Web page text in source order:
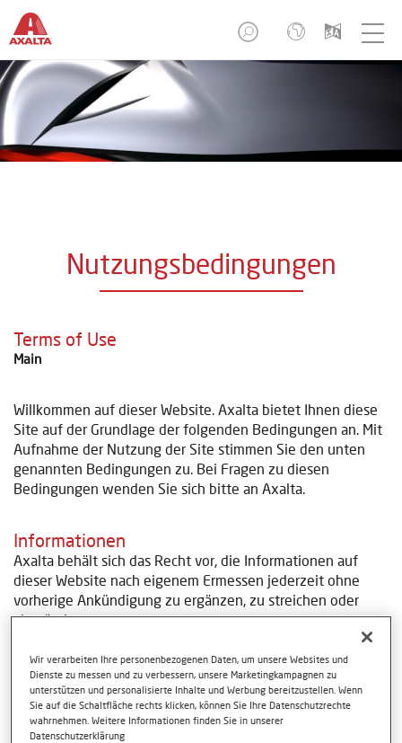
Nutzungsbedingungen
Terms of Use
Main
Willkommen auf dieser Website. Axalta bietet Ihnen diese
Site auf der Grundlage der folgenden Bedingungen an. Mit
Aufnahme der Nutzung der Site stimmen Sie den unten
genannten Bedingungen zu. Bei Fragen zu diesen
Bedingungen wenden Sie sich bitte an Axalta.
Informationen
Axalta behält sich das Recht vor, die Informationen auf
dieser Website nach eigenem Ermessen jederzeit ohne
vorherige Ankündigung zu ergänzen, zu streichen oder
abzuändern.
Urheberrecht
Alle Rechte vorbehalten. Auf dieser Website enthaltene
Texte, Bilder, Grafiken, Sound, Animationen und Videos
sowie deren Anordnung auf Axalta Websites unterliegen
Wir verarbeiten Ihre personenbezogenen Daten, um unsere Websites und
Dienste zu messen und zu verbessern, unsere Marketingkampagnen zu
unterstützen und personalisierte Inhalte und Werbung bereitzustellen. Wenn
Sie auf die Schaltfläche rechts klicken, können Sie Ihre Datenschutzrechte
wahrnehmen. Weitere Informationen finden Sie in unserer
Datenschutzerklärung